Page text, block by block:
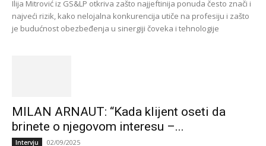
Ilija Mitrović iz GS&LP otkriva zašto najjeftinija ponuda često znači i
najveći rizik, kako nelojalna konkurencija utiče na profesiju i zašto
je budućnost obezbeđenja u sinergiji čoveka i tehnologije
MILAN ARNAUT: “Kada klijent oseti da
brinete o njegovom interesu –...
Intervju 02/09/2025